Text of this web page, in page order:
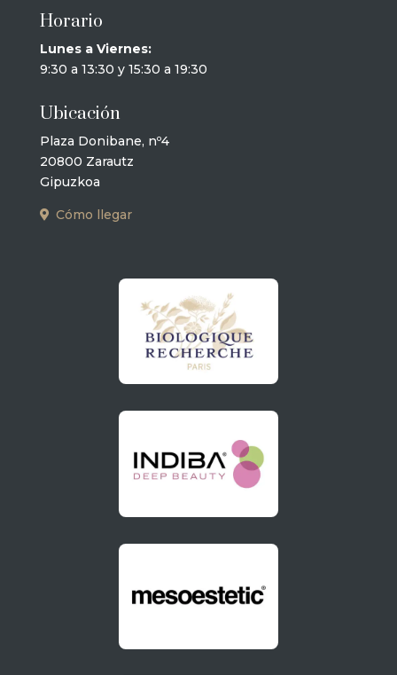
Horario
Lunes a Viernes:
9:30 a 13:30 y 15:30 a 19:30
Ubicación
Plaza Donibane, nº4
20800 Zarautz
Gipuzkoa
Cómo llegar